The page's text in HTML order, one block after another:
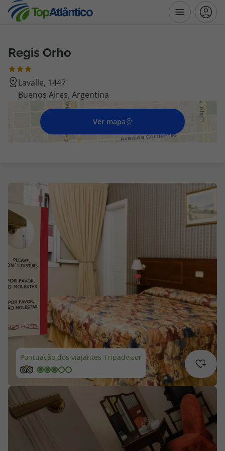
Destinos
Voos
Voos + Hotel
Disneyland ® Paris
Escapadinhas
Promoções
Especialistas
Cheque Viagem
Rede de Lojas
Blog TopViagens
Área de Cliente
Regis Orho
Lavalle, 1447
Buenos Aires, Argentina
Ver mapa
Pontuação dos viajantes Tripadvisor